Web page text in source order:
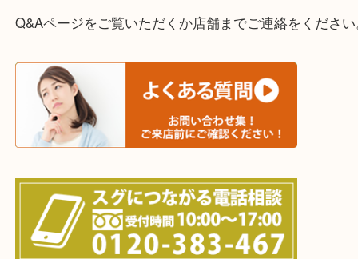
ご依頼・ご相談はお気軽にください。
上記に記載がないエリアの方でもご相談ください。